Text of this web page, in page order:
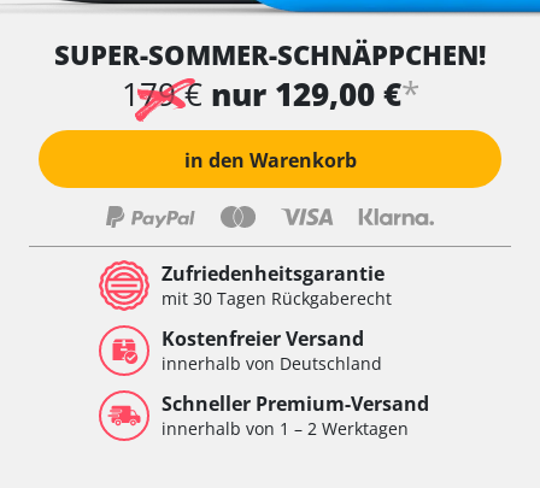
Wegfahrsperre
Wischersteuerung
Xenon links
Xenon rechts
Zentrale Bedieneinheit
Zentralelektronik
Zentralelektronik hinten
Zentralelektronik vorne
Zentralelektronik vorne Beifahrer
Zentralelektronik vorne Fahrer
Verfügbarkeit abhängig von Modell, Motorisierung, Ausstattung
und Konfiguration
SUPER-SOMMER-SCHNÄPPCHEN!
179 € nur 129,00 €*
in den Warenkorb
Zufriedenheitsgarantie
mit 30 Tagen Rückgaberecht
Kostenfreier Versand
innerhalb von Deutschland
Schneller Premium-Versand
innerhalb von 1 – 2 Werktagen